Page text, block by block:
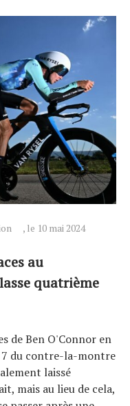
, le 10 mai 2024
au
quatrième
de Ben O'Connor en
du contre-la-montre
laissé
mais au lieu de cela,